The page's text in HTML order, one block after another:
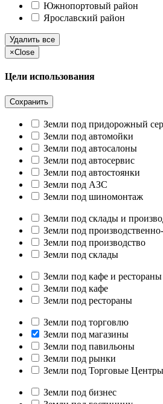
Южнопортовый район
Ярославский район
Удалить все
×Close
Цели использования
Сохранить
Земли под придорожный
Земли под автомойки
Земли под автосалоны
Земли под автосервис
Земли под автостоянки
Земли под АЗС
Земли под шиномонтаж
Земли под склады и
Земли под
Земли под производство
Земли под склады
Земли под кафе и рестораны
Земли под кафе
Земли под рестораны
Земли под торговлю
Земли под магазины
Земли под павильоны
Земли под рынки
Земли под Торговые Центры
Земли под бизнес